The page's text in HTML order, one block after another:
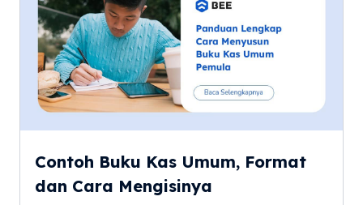
Contoh Buku Kas Umum, Format
dan Cara Mengisinya